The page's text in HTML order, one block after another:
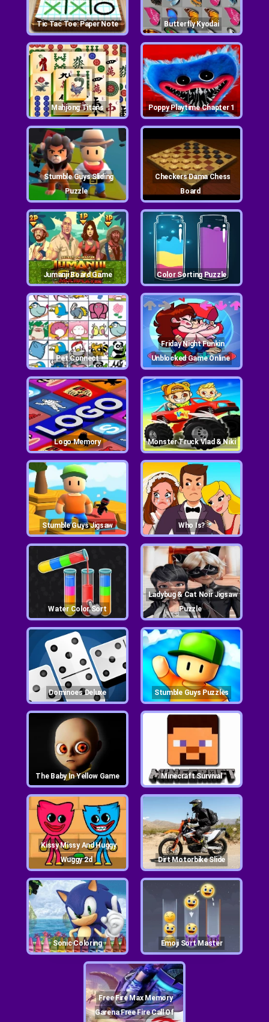
Tic Tac Toe: Paper Note Butterfly Kyodai
Mahjong Titans Poppy Playtime Chapter 1
Stumble Guys Sliding
Puzzle
Checkers Dama Chess
Board
Jumanji Board Game Color Sorting Puzzle
Pet Connect
Friday Night Funkin
Unblocked Game Online
Logo Memory Monster Truck Vlad & Niki
Stumble Guys Jigsaw Who Is?
Water Color Sort
Ladybug & Cat Noir Jigsaw
Puzzle
Dominoes Deluxe Stumble Guys Puzzles
The Baby In Yellow Game Minecraft Survival
Kissy Missy And Huggy
Wuggy 2d
Dirt Motorbike Slide
Sonic Coloring Emoji Sort Master
Free Fire Max Memory
Garena Free Fire Call Of